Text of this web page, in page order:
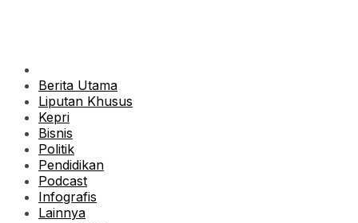
Berita Utama
Liputan Khusus
Kepri
Bisnis
Politik
Pendidikan
Podcast
Infografis
Lainnya